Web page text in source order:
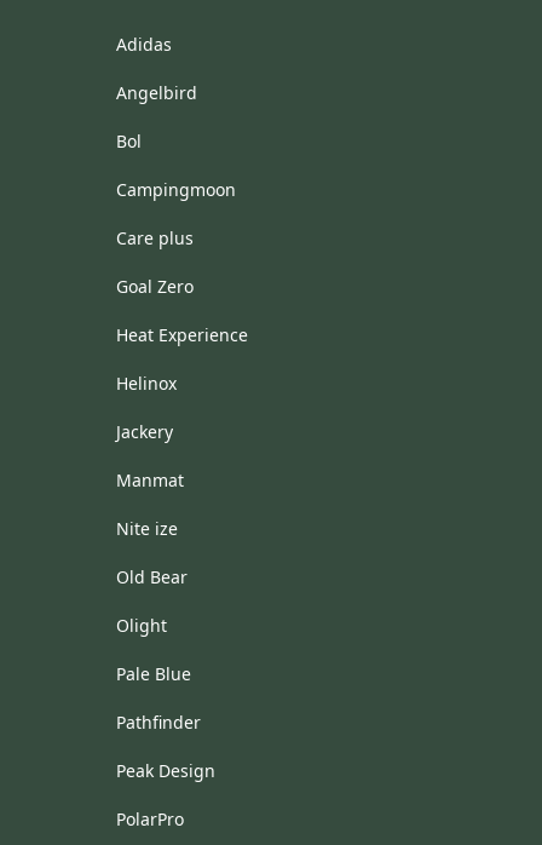
Adidas
Angelbird
Bol
Campingmoon
Care plus
Goal Zero
Heat Experience
Helinox
Jackery
Manmat
Nite ize
Old Bear
Olight
Pale Blue
Pathfinder
Peak Design
PolarPro